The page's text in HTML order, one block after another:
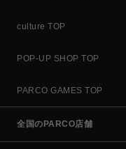
culture TOP
POP-UP SHOP TOP
PARCO GAMES TOP
全国のPARCO店舗